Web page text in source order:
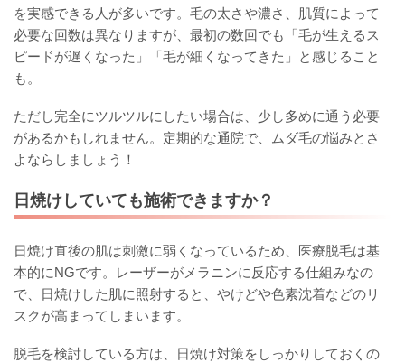
を実感できる人が多いです。毛の太さや濃さ、肌質によって
必要な回数は異なりますが、最初の数回でも「毛が生えるス
ピードが遅くなった」「毛が細くなってきた」と感じること
も。
ただし完全にツルツルにしたい場合は、少し多めに通う必要
があるかもしれません。定期的な通院で、ムダ毛の悩みとさ
よならしましょう！
日焼けしていても施術できますか？
日焼け直後の肌は刺激に弱くなっているため、医療脱毛は基
本的にNGです。レーザーがメラニンに反応する仕組みなの
で、日焼けした肌に照射すると、やけどや色素沈着などのリ
スクが高まってしまいます。
脱毛を検討している方は、日焼け対策をしっかりしておくの